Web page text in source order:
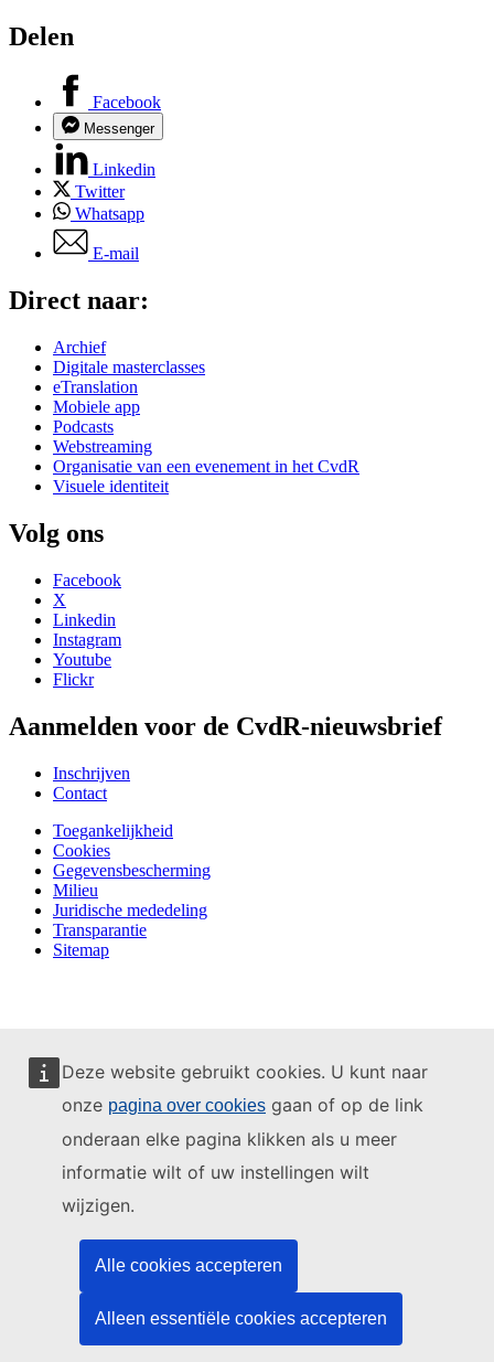
Deze website gebruikt cookies. U kunt naar
onze pagina over cookies gaan of op de link
onderaan elke pagina klikken als u meer
informatie wilt of uw instellingen wilt
wijzigen.
Alle cookies accepteren
Alleen essentiële cookies accepteren
Delen
Facebook
Messenger
Linkedin
Twitter
Whatsapp
E-mail
Direct naar:
Archief
Digitale masterclasses
eTranslation
Mobiele app
Podcasts
Webstreaming
Organisatie van een evenement in het CvdR
Visuele identiteit
Volg ons
Facebook
X
Linkedin
Instagram
Youtube
Flickr
Aanmelden voor de CvdR-nieuwsbrief
Inschrijven
Contact
Toegankelijkheid
Cookies
Gegevensbescherming
Milieu
Juridische mededeling
Transparantie
Sitemap